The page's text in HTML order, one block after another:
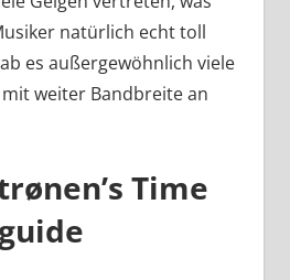
natürlich echt toll
es außergewöhnlich viele
weiter Bandbreite an
Time